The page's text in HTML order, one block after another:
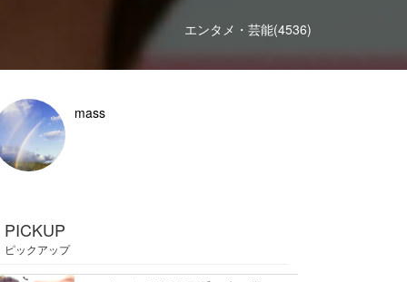
エンタメ・芸能(4536)
mass
PICKUP
ピックアップ